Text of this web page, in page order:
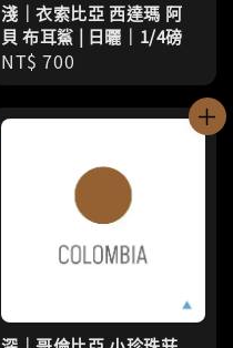
淺｜衣索比亞 西達瑪 阿
貝 布耳鯊 | 日曬｜1/4磅
Regular
price
NT$ 700